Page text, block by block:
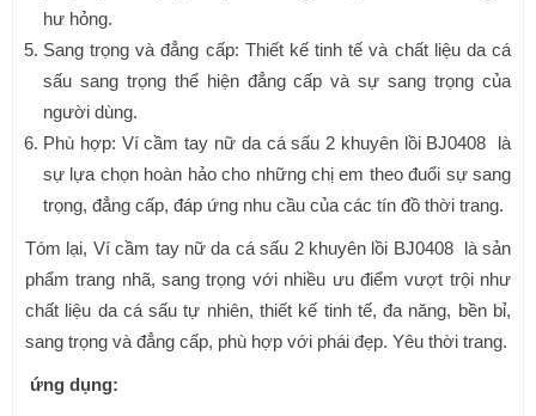
hư hỏng.
Sang trọng và đẳng cấp: Thiết kế tinh tế và chất liệu da cá
sấu sang trọng thể hiện đẳng cấp và sự sang trọng của
người dùng.
Phù hợp: Ví cầm tay nữ da cá sấu 2 khuyên lồi BJ0408 là
sự lựa chọn hoàn hảo cho những chị em theo đuổi sự sang
trọng, đẳng cấp, đáp ứng nhu cầu của các tín đồ thời trang.
Tóm lại, Ví cầm tay nữ da cá sấu 2 khuyên lồi BJ0408 là sản
phẩm trang nhã, sang trọng với nhiều ưu điểm vượt trội như
chất liệu da cá sấu tự nhiên, thiết kế tinh tế, đa năng, bền bỉ,
sang trọng và đẳng cấp, phù hợp với phái đẹp. Yêu thời trang.
ứng dụng: